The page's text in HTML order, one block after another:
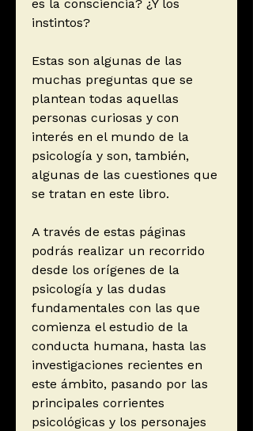
es la consciencia? ¿Y los
instintos?
Estas son algunas de las
muchas preguntas que se
plantean todas aquellas
personas curiosas y con
interés en el mundo de la
psicología y son, también,
algunas de las cuestiones que
se tratan en este libro.
A través de estas páginas
podrás realizar un recorrido
desde los orígenes de la
psicología y las dudas
fundamentales con las que
comienza el estudio de la
conducta humana, hasta las
investigaciones recientes en
este ámbito, pasando por las
principales corrientes
psicológicas y los personajes